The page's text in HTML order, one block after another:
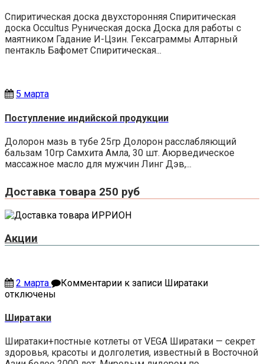
Спиритическая доска двухсторонняя Спиритическая
доска Occultus Руническая доска Доска для работы с
маятником Гадание И-Цзин. Гексаграммы Алтарный
пентакль Бафомет Спиритическая...
5 марта
Поступление индийской продукции
Долорон мазь в тубе 25гр Долорон расслабляющий
бальзам 10гр Самхита Амла, 30 шт. Аюрведическое
массажное масло для мужчин Линг Дэв,...
Доставка товара 250 руб
Акции
2 марта Комментарии к записи Ширатаки
отключены
Ширатаки
Ширатаки+постные котлеты от VEGA Ширатаки — секрет
здоровья, красоты и долголетия, известный в Восточной